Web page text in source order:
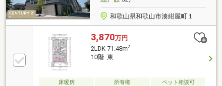
和歌山県和歌山市湊紺屋町１
3,870万円
2LDK 71.48m2
10階 東
床暖房 所有権
ペット相談可